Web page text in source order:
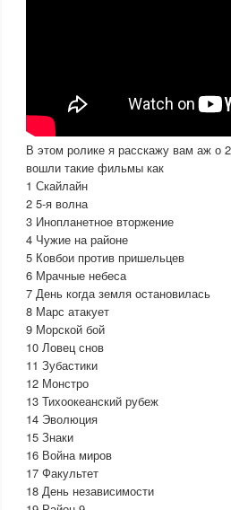
В этом ролике я расскажу вам аж о
вошли такие фильмы как
1 Скайлайн
2 5-я волна
3 Инопланетное вторжение
4 Чужие на районе
5 Ковбои против пришельцев
6 Мрачные небеса
7 День когда земля остановилась
8 Марс атакует
9 Морской бой
10 Ловец снов
11 Зубастики
12 Монстро
13 Тихоокеанский рубеж
14 Эволюция
15 Знаки
16 Война миров
17 Факультет
18 День независимости